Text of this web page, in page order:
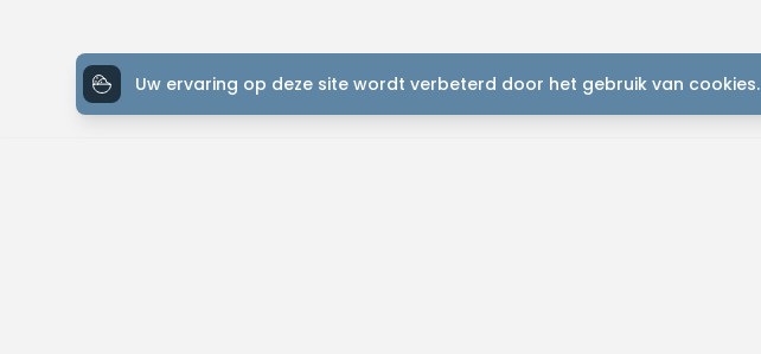
Uw ervaring op deze site wordt verbeterd door het gebruik van cookies.